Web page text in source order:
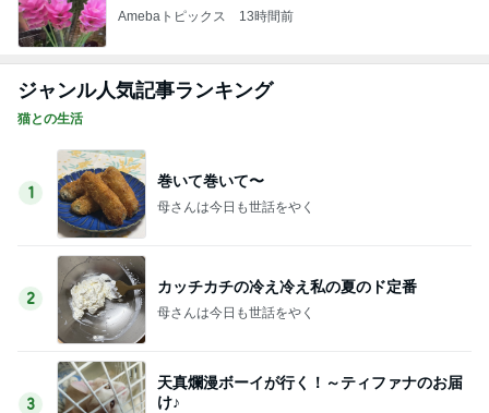
Amebaトピックス 13時間前
ジャンル人気記事ランキング
猫との生活
1
巻いて巻いて〜
母さんは今日も世話をやく
2
カッチカチの冷え冷え私の夏のド定番
母さんは今日も世話をやく
3
天真爛漫ボーイが行く！～ティファナのお届
け♪